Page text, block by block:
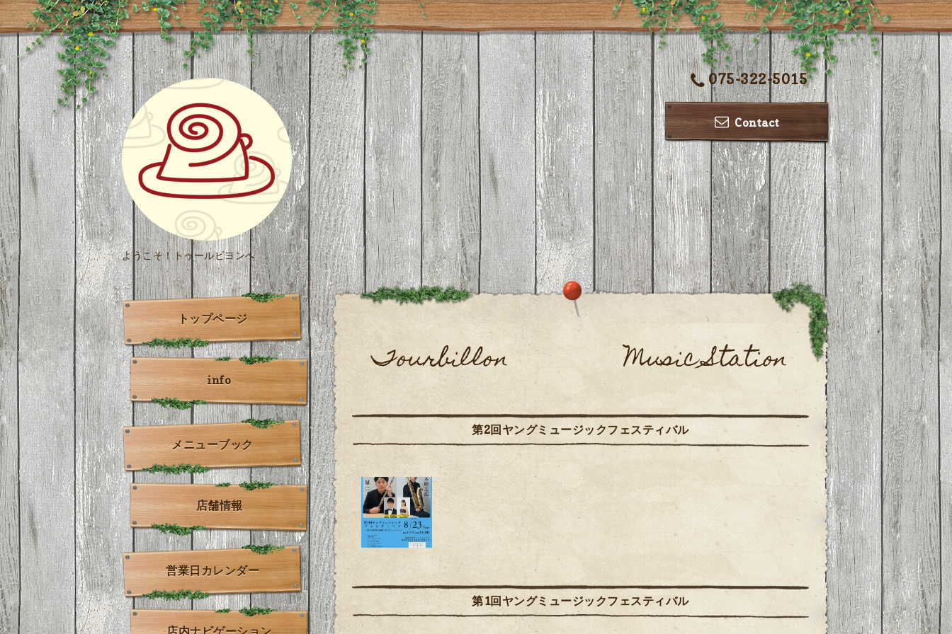
075-322-5015
Contact
ようこそ！トゥールビヨンへ
Tourbillon Music Station
第2回ヤングミュージックフェスティバル
第1回ヤングミュージックフェスティバル
トップページ
info
メニューブック
店舗情報
営業日カレンダー
店内ナビゲーション